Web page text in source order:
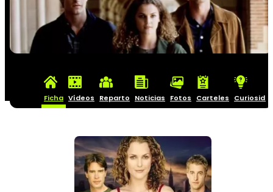
Ficha Vídeos Reparto Noticias Fotos Carteles